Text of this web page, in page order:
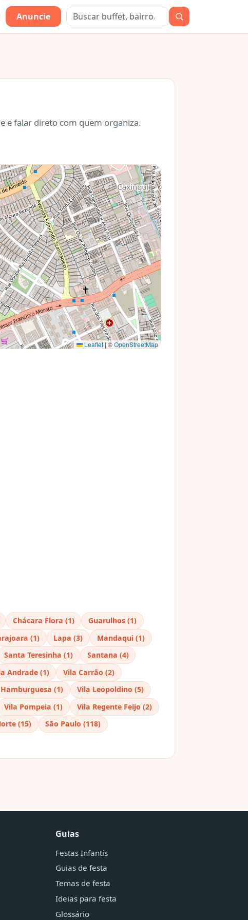
Anuncie
e falar direto com quem organiza.
Leaflet | ©OpenStreetMap
Chácara Flora (1)
Guarulhos (1)
(1) Lapa (3)
Mandaqui (1)
Santa Teresinha (1)
Santana (4)
Andrade (1)
Vila Carrão (2)
(1)
Vila Leopoldino (5)
Vila Pompeia (1)
Vila Regente Feijo (2)
(15) São Paulo (118)
Guias
Festas Infantis
Guias de festa
Temas de festa
Ideias para festa
Glossário